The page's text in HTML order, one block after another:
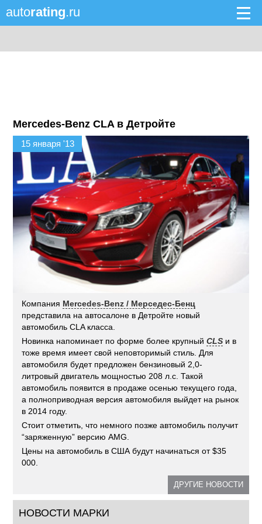
autorating.ru
Mercedes-Benz CLA в Детройте
15 января '13
Компания Mercedes-Benz / Мерседес-Бенц
представила на автосалоне в Детройте новый
автомобиль CLA класса.
Новинка напоминает по форме более крупныйCLS и в
тоже время имеет свой неповторимый стиль. Для
автомобиля будет предложен бензиновый 2,0-
литровый двигатель мощностью 208 л.с. Такой
автомобиль появится в продаже осенью текущего года,
а полноприводная версия автомобиля выйдет на рынок
в 2014 году.
Стоит отметить, что немного позже автомобиль получит
“заряженную” версию AMG.
Цены на автомобиль в США будут начинаться от $35
000.
ДРУГИЕ НОВОСТИ
НОВОСТИ МАРКИ